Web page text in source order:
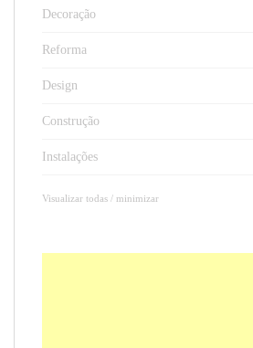
Decoração
Reforma
Design
Construção
Instalações
Visualizar todas / minimizar